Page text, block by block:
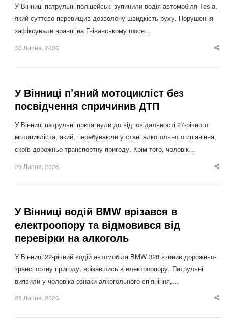
У Вінниці патрульні поліцейські зупинили водія автомобіля Tesla,
який суттєво перевищив дозволену швидкість руху. Порушення
зафіксували вранці на Гніванському шосе…
30 Липня, 2026
У Вінниці п’яний мотоцикліст без
посвідчення спричинив ДТП
У Вінниці патрульні притягнули до відповідальності 27-річного
мотоцикліста, який, перебуваючи у стані алкогольного сп’яніння,
скоїв дорожньо-транспортну пригоду. Крім того, чоловік…
29 Липня, 2026
У Вінниці водій BMW врізався в
електроопору та відмовився від
перевірки на алкоголь
У Вінниці 22-річний водій автомобіля BMW 328 вчинив дорожньо-
транспортну пригоду, врізавшись в електроопору. Патрульні
виявили у чоловіка ознаки алкогольного сп’яніння,…
28 Липня, 2026